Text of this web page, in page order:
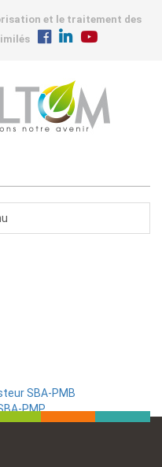
et le traitement des
SBA-PMB
PMP